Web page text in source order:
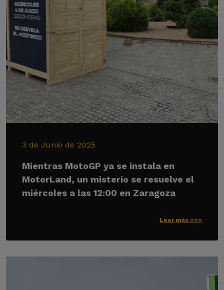
3 de Junio de 2025
Mientras MotoGP ya se instala en
MotorLand, un misterio se resuelve el
miércoles a las 12:00 en Zaragoza
Leer más >>>